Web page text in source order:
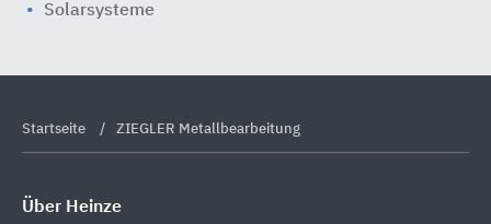
Solarsysteme
Startseite ZIEGLER Metallbearbeitung
Über Heinze